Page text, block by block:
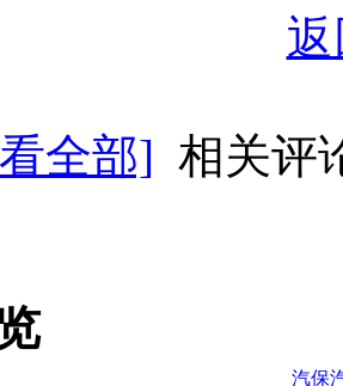
全部] 相关评
汽保